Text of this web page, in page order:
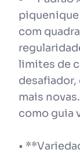
com
limites de
mais
como guia
•